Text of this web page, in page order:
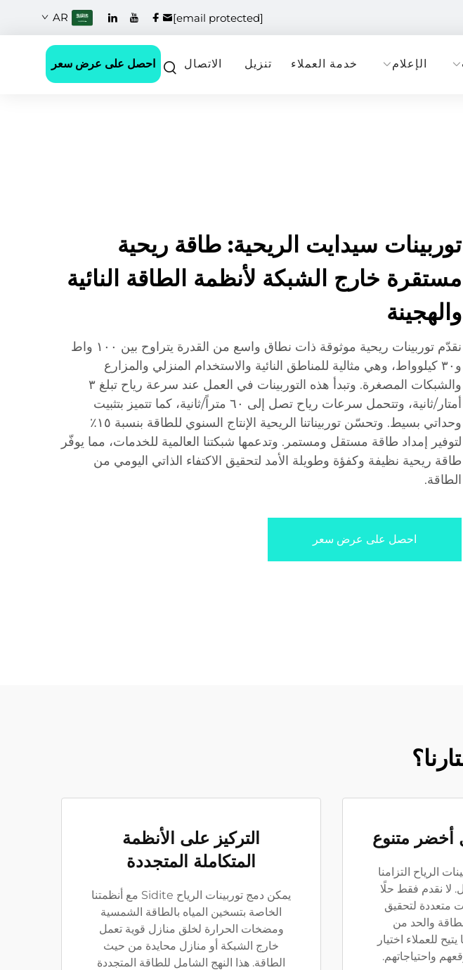
[email protected]
AR
الإعلام خدمة العملاء تنزيل الاتصال احصل على عرض سعر
توربينات سيدايت الريحية: طاقة ريحية
مستقرة خارج الشبكة لأنظمة الطاقة النائية
والهجينة
نقدّم توربينات ريحية موثوقة ذات نطاق واسع من القدرة يتراوح بين ١٠٠ واط
و٣٠ كيلوواط، وهي مثالية للمناطق النائية والاستخدام المنزلي والمزارع
والشبكات المصغرة. وتبدأ هذه التوربينات في العمل عند سرعة رياح تبلغ ٣
أمتار/ثانية، وتتحمل سرعات رياح تصل إلى ٦٠ متراً/ثانية، كما تتميز بتثبيت
وحداتي بسيط. وتحسّن توربيناتنا الريحية الإنتاج السنوي للطاقة بنسبة ١٥٪
لتوفير إمداد طاقة مستقل ومستمر. وتدعمها شبكتنا العالمية للخدمات، مما يوفّر
طاقة ريحية نظيفة وكفؤة وطويلة الأمد لتحقيق الاكتفاء الذاتي اليومي من
الطاقة.
احصل على عرض سعر
أخضر متنوع
الرياح التزامنا
لا نقدم فقط حلًا
متعددة لتحقيق
والحد من
للعملاء اختيار
واحتياجاتهم.
التركيز على الأنظمة
المتكاملة المتجددة
يمكن دمج توربينات الرياح Sidite مع أنظمتنا
الخاصة بتسخين المياه بالطاقة الشمسية
ومضخات الحرارة لخلق منازل قوية تعمل
خارج الشبكة أو منازل محايدة من حيث
الطاقة. هذا النهج الشامل للطاقة المتجددة